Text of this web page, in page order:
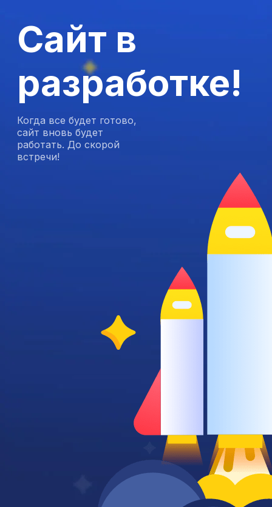
Сайт в
разработке!
Когда все будет готово,
сайт вновь будет
работать. До скорой
встречи!